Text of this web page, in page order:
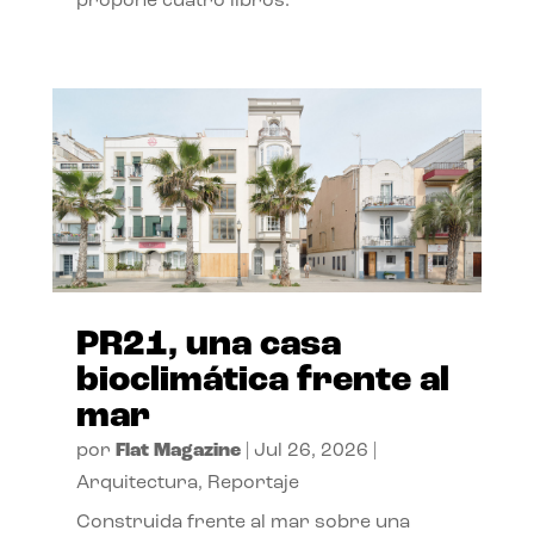
PR21, una casa
bioclimática frente al
mar
por Flat Magazine| Jul 26, 2026
Arquitectura, Reportaje
Construida frente al mar sobre una